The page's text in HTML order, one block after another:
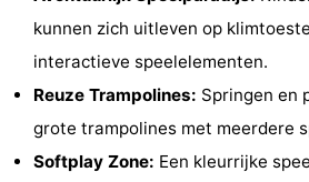
Uitkijkpunten
Attracties
kunnen zich uitleven op
interactieve speelelementen.
Reuze Trampolines: Springen en
grote trampolines met meerdere
Softplay Zone: Een kleurrijke